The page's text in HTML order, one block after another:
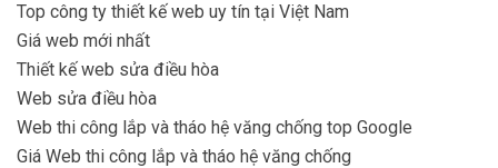
Top công ty thiết kế web uy tín tại Việt Nam
Giá web mới nhất
Thiết kế web sửa điều hòa
Web sửa điều hòa
Web thi công lắp và tháo hệ văng chống top Google
Giá Web thi công lắp và tháo hệ văng chống